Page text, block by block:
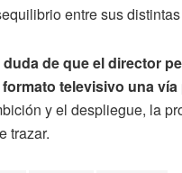
entre sus
de que el director
televisivo una
y el despliegue, la
trazar.